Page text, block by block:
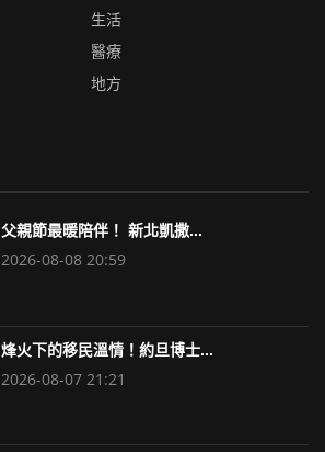
生活
醫療
地方
父親節最暖陪伴！ 新北凱撒...
2026-08-08 20:59
烽火下的移民溫情！約旦博士...
2026-08-07 21:21